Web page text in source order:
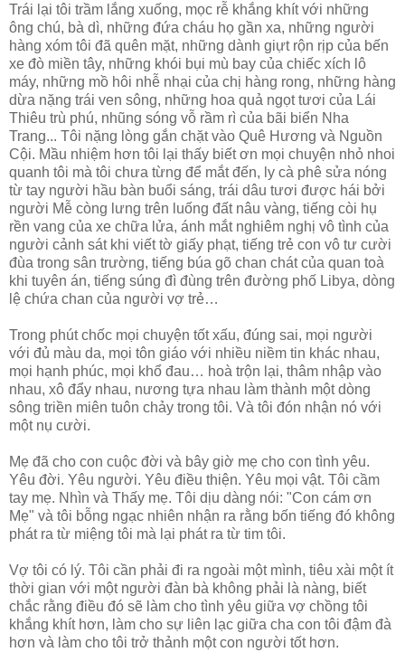
Trái lại tôi trầm lắng xuống, mọc rễ khắng khít với những
ông chú, bà dì, những đứa cháu họ gần xa, những người
hàng xóm tôi đã quên mặt, những dành giựt rộn rịp của bến
xe đò miền tây, những khói bụi mù bay của chiếc xích lô
máy, những mồ hôi nhễ nhại của chị hàng rong, những hàng
dừa nặng trái ven sông, những hoa quả ngọt tươi của Lái
Thiêu trù phú, nhũng sóng vỗ rầm rì của bãi biển Nha
Trang... Tôi nặng lòng gắn chặt vào Quê Hương và Nguồn
Cội. Mầu nhiệm hơn tôi lại thấy biết ơn mọi chuyện nhỏ nhoi
quanh tôi mà tôi chưa từng để mắt đến, ly cà phê sửa nóng
từ tay người hầu bàn buổi sáng, trái dâu tươi được hái bởi
người Mễ còng lưng trên luống đất nâu vàng, tiếng còi hụ
rền vang của xe chữa lửa, ánh mắt nghiêm nghị vô tình của
người cảnh sát khi viết tờ giấy phạt, tiếng trẻ con vô tư cười
đùa trong sân trường, tiếng búa gõ chan chát của quan toà
khi tuyên án, tiếng súng đì đùng trên đường phố Libya, dòng
lệ chứa chan của người vợ trẻ…
Trong phút chốc mọi chuyện tốt xấu, đúng sai, mọi người
với đủ màu da, mọi tôn giáo với nhiều niềm tin khác nhau,
mọi hạnh phúc, mọi khổ đau… hoà trộn lại, thâm nhập vào
nhau, xô đẩy nhau, nương tựa nhau làm thành một dòng
sông triền miên tuôn chảy trong tôi. Và tôi đón nhận nó với
một nụ cười.
Mẹ đã cho con cuộc đời và bây giờ mẹ cho con tình yêu.
Yêu đời. Yêu người. Yêu điều thiện. Yêu mọi vật. Tôi cầm
tay mẹ. Nhìn và Thấy mẹ. Tôi dịu dàng nói: "Con cám ơn
Mẹ" và tôi bỗng ngạc nhiên nhận ra rằng bốn tiếng đó không
phát ra từ miệng tôi mà lại phát ra từ tim tôi.
Vợ tôi có lý. Tôi cần phải đi ra ngoài một mình, tiêu xài một ít
thời gian với một người đàn bà không phải là nàng, biết
chắc rằng điều đó sẽ làm cho tình yêu giữa vợ chồng tôi
khắng khít hơn, làm cho sự liên lạc giữa cha con tôi đậm đà
hơn và làm cho tôi trở thảnh một con người tốt hơn.